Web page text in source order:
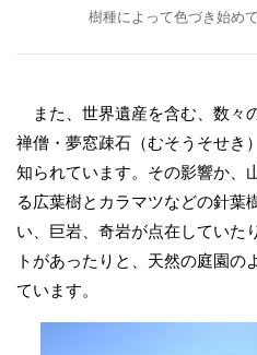
樹種によって色づき始め
また、世界遺産を含む、数々
禅僧・夢窓疎石（むそうそせき
知られています。その影響か、
る広葉樹とカラマツなどの針葉
い、巨岩、奇岩が点在していた
トがあったりと、天然の庭園の
ています。